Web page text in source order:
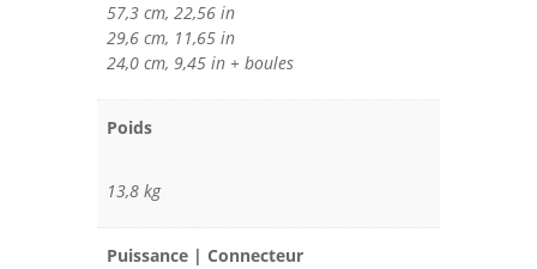
57,3 cm, 22,56 in
29,6 cm, 11,65 in
24,0 cm, 9,45 in + boules
Poids
13,8 kg
Puissance | Connecteur